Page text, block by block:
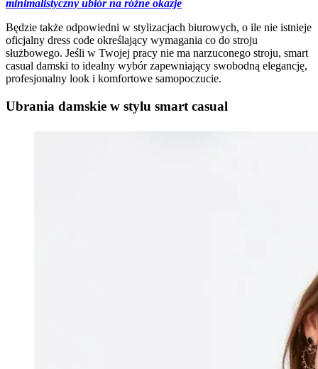
minimalistyczny ubiór na różne okazje
Będzie także odpowiedni w stylizacjach biurowych, o ile nie istnieje
oficjalny dress code określający wymagania co do stroju
służbowego. Jeśli w Twojej pracy nie ma narzuconego stroju, smart
casual damski to idealny wybór zapewniający swobodną elegancję,
profesjonalny look i komfortowe samopoczucie.
Ubrania damskie w stylu smart casual